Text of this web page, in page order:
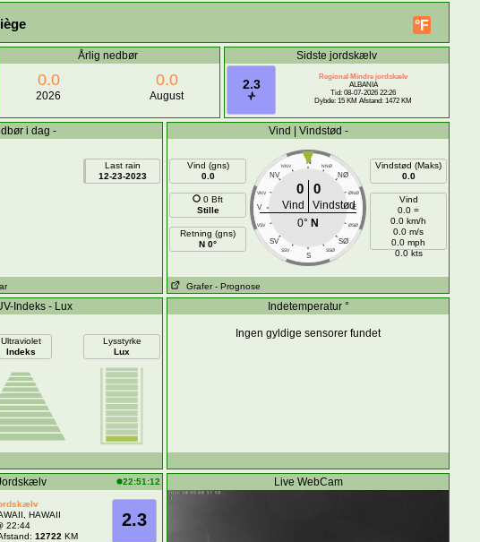
°F
Årlig nedbør
0.0
2026
0.0
August
Sidste jordskælv
2.3
Regional Mindre jordskælv
ALBANIA
Tid: 08-07-2026 22:26
Dybde: 15 KM Afstand: 1472 KM
i dag -
Last rain
12-23-2023
Vind | Vindstød -
Vind (gns)
0.0
0 Bft
Stille
Retning (gns)
N 0°
N
NNV NNØ
NV NØ
VNV ØNØ
V E
VSV ØSØ
SV SØ
SSV SSØ
S
0 0
Vind
Vindstød
0° N
Vindstød (Maks)
0.0
Vind
0.0 =
0.0 km/h
0.0 m/s
0.0 mph
0.0 kts
Grafer - Prognose
Indeks - Lux
Ultraviolet
Indeks
Lysstyrke
Lux
Indetemperatur °
Ingen gyldige sensorer fundet
22:51:12
2.3
HAWAII
22:44
12722 KM
Live WebCam